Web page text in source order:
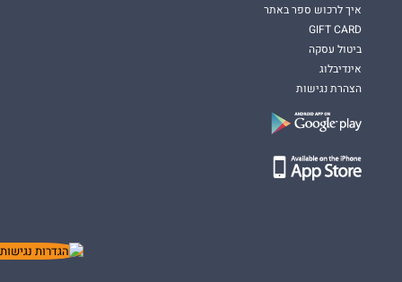
איך לרכוש ספר באתר
GIFT CARD
ביטול עסקה
אינדיבלוג
הצהרת נגישות